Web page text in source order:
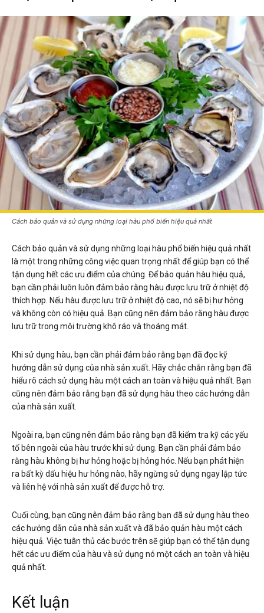
Cách bảo quản và sử dụng những loại hàu phổ biến hiệu quả nhất
Cách bảo quản và sử dụng những loại hàu phổ biến hiệu quả nhất
là một trong những công việc quan trọng nhất để giúp bạn có thể
tận dụng hết các ưu điểm của chúng. Để bảo quản hàu hiệu quả,
bạn cần phải luôn luôn đảm bảo rằng hàu được lưu trữ ở nhiệt độ
thích hợp. Nếu hàu được lưu trữ ở nhiệt độ cao, nó sẽ bị hư hỏng
và không còn có hiệu quả. Bạn cũng nên đảm bảo rằng hàu được
lưu trữ trong môi trường khô ráo và thoáng mát.
Khi sử dụng hàu, bạn cần phải đảm bảo rằng bạn đã đọc kỹ
hướng dẫn sử dụng của nhà sản xuất. Hãy chắc chắn rằng bạn đã
hiểu rõ cách sử dụng hàu một cách an toàn và hiệu quả nhất. Bạn
cũng nên đảm bảo rằng bạn đã sử dụng hàu theo các hướng dẫn
của nhà sản xuất.
Ngoài ra, bạn cũng nên đảm bảo rằng bạn đã kiểm tra kỹ các yếu
tố bên ngoài của hàu trước khi sử dụng. Bạn cần phải đảm bảo
rằng hàu không bị hư hỏng hoặc bị hỏng hóc. Nếu bạn phát hiện
ra bất kỳ dấu hiệu hư hỏng nào, hãy ngừng sử dụng ngay lập tức
và liên hệ với nhà sản xuất để được hỗ trợ.
Cuối cùng, bạn cũng nên đảm bảo rằng bạn đã sử dụng hàu theo
các hướng dẫn của nhà sản xuất và đã bảo quản hàu một cách
hiệu quả. Việc tuân thủ các bước trên sẽ giúp bạn có thể tận dụng
hết các ưu điểm của hàu và sử dụng nó một cách an toàn và hiệu
quả nhất.
Kết luận